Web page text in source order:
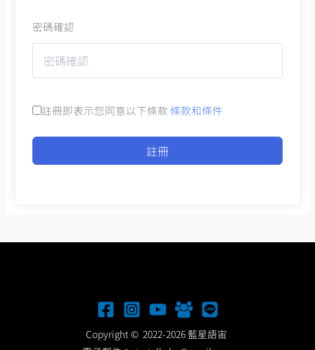
密碼確認
註冊即表示您同意以下條款 條款和條件
註冊
Copyright © 2022-2026 藍星語宙